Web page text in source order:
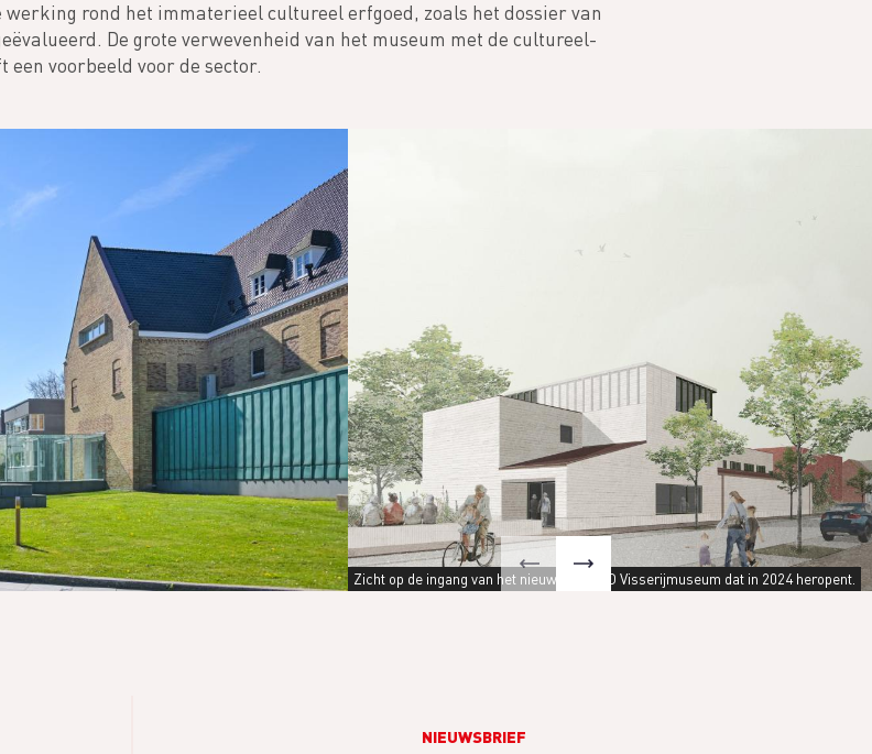
werking rond het immaterieel cultureel erfgoed, zoals het dossier van
De grote verwevenheid van het museum met de cultureel-
voorbeeld voor de sector.
Zicht op de ingang van het nieuwe NAVIGO Visserijmuseum dat in 2024 heropent.
NIEUWSBRIEF